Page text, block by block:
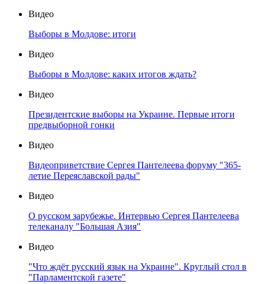
Видео
Выборы в Молдове: итоги
Видео
Выборы в Молдове: каких итогов ждать?
Видео
Президентские выборы на Украине. Первые итоги
предвыборной гонки
Видео
Видеоприветствие Сергея Пантелеева форуму "365-
летие Переяславской рады"
Видео
О русском зарубежье. Интервью Сергея Пантелеева
телеканалу "Большая Азия"
Видео
"Что ждёт русский язык на Украине". Круглый стол в
"Парламентской газете"